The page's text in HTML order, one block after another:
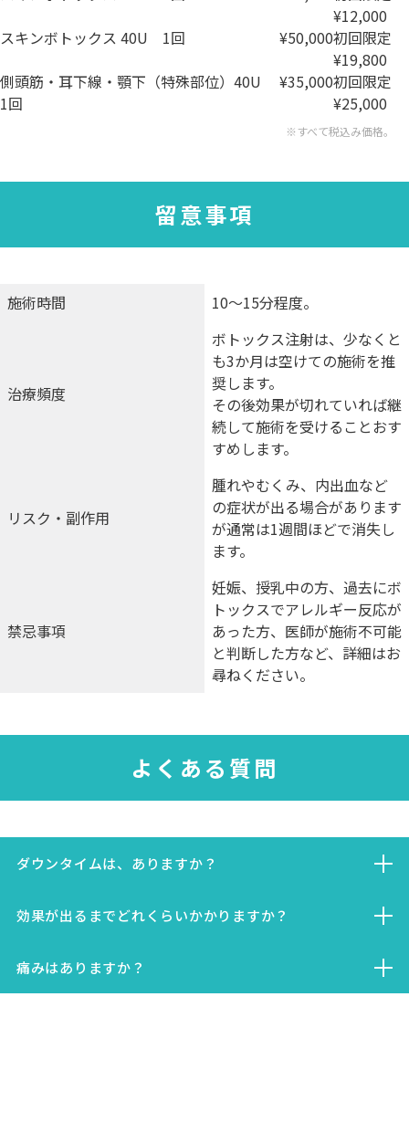
¥12,000
スキンボトックス 40U 1回 ¥50,000初回限定
¥19,800
側頭筋・耳下線・顎下（特殊部位）40U
1回
¥35,000初回限定
¥25,000
※すべて税込み価格。
留意事項
施術時間 10～15分程度。
治療頻度
ボトックス注射は、少なくと
も3か月は空けての施術を推
奨します。
その後効果が切れていれば継
続して施術を受けることおす
すめします。
リスク・ 副作用
腫れやむくみ、内出血など
の症状が出る場合があります
が通常は1週間ほどで消失し
ます。
禁忌事項
妊娠、授乳中の方、過去にボ
トックスでアレルギー反応が
あった方、医師が施術不可能
と判断した方など、詳細はお
尋ねください。
よくある質問
ダウンタイムは、ありますか？
人によっては数日〜数週間、腫れや赤みが生じることもありま
効果が出るまでどれくらいかかりますか？
個人差がありますがボトックス注射の効果は注入してから１週
間程度で徐々に表れ始め、2〜3週間ほどで定着、3カ月後〜半
痛みはありますか？